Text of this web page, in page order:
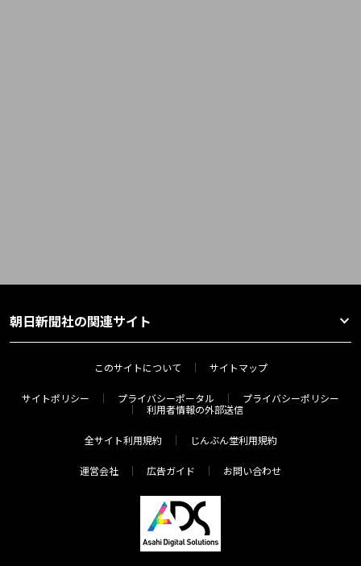
朝日新聞社の関連サイト
このサイトについて サイトマップ
サイトポリシー プライバシーポータル
プライバシーポリシー
利用者情報の外部送信
全サイト利用規約 じんぶん堂利用規約
運営会社 広告ガイド お問い合わせ